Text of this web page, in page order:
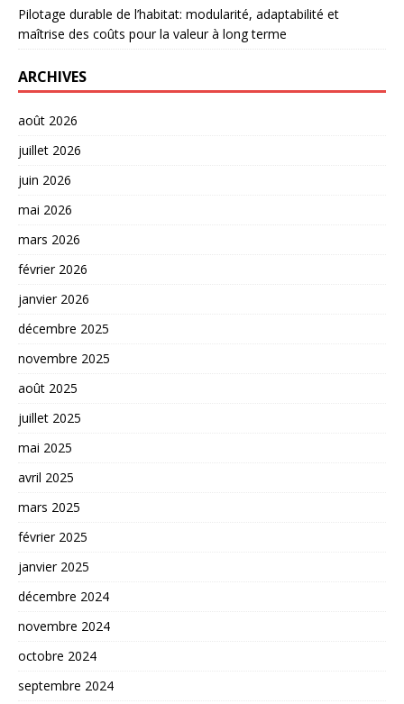
Pilotage durable de l’habitat: modularité, adaptabilité et
maîtrise des coûts pour la valeur à long terme
ARCHIVES
août 2026
juillet 2026
juin 2026
mai 2026
mars 2026
février 2026
janvier 2026
décembre 2025
novembre 2025
août 2025
juillet 2025
mai 2025
avril 2025
mars 2025
février 2025
janvier 2025
décembre 2024
novembre 2024
octobre 2024
septembre 2024